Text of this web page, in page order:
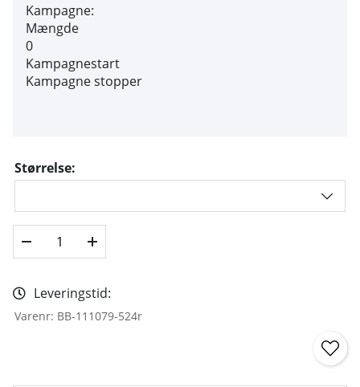
Kampagne:
Mængde
0
Kampagnestart
Kampagne stopper
Størrelse:
Leveringstid:
Varenr: BB-111079-524r